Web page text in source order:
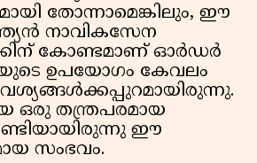
തോന്നാമെങ്കിലും, ഈ
നാവികസേന
കോണ്ടമാണ് ഓർഡർ
ഉപയോഗം കേവലം
ഒരു തന്ത്രപരമായ
ഈ
സംഭവം.